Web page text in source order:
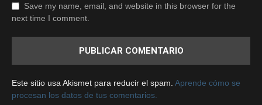
Save my name, email, and website in this browser for the
next time I comment.
Este sitio usa Akismet para reducir el spam. Aprende cómo se
procesan los datos de tus comentarios.